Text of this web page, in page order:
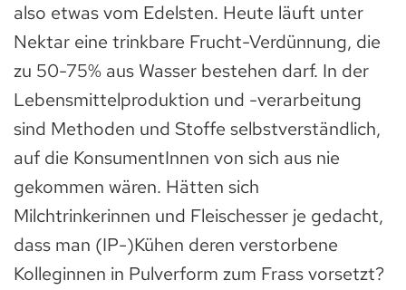
also etwas vom Edelsten. Heute läuft unter
Nektar eine trinkbare Frucht-Verdünnung, die
zu 50-75% aus Wasser bestehen darf. In der
Lebensmittelproduktion und -verarbeitung
sind Methoden und Stoffe selbstverständlich,
auf die KonsumentInnen von sich aus nie
gekommen wären. Hätten sich
Milchtrinkerinnen und Fleischesser je gedacht,
dass man (IP-)Kühen deren verstorbene
Kolleginnen in Pulverform zum Frass vorsetzt?